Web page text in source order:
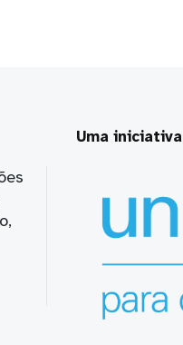
Uma iniciativa